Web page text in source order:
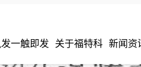
一触即发 关于福特科 新闻资